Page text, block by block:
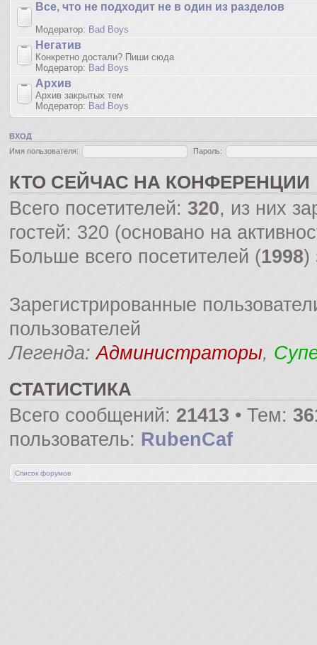
Все, что не подходит не в один из разделов
Модератор: Bad Boys
Негатив
Конкретно достали? Пиши сюда
Модератор: Bad Boys
Архив
Архив закрытых тем
Модератор: Bad Boys
ВХОД
Имя пользователя:
Пароль:
КТО СЕЙЧАС НА КОНФЕРЕНЦИИ
Всего посетителей: 320, из них
гостей: 320 (основано на
Больше всего посетителей (1998)
Зарегистрированные
пользователей
Легенда:Администраторы,
СТАТИСТИКА
Всего сообщений: 21413 • Тем:
пользователь: RubenCaf
Список форумов